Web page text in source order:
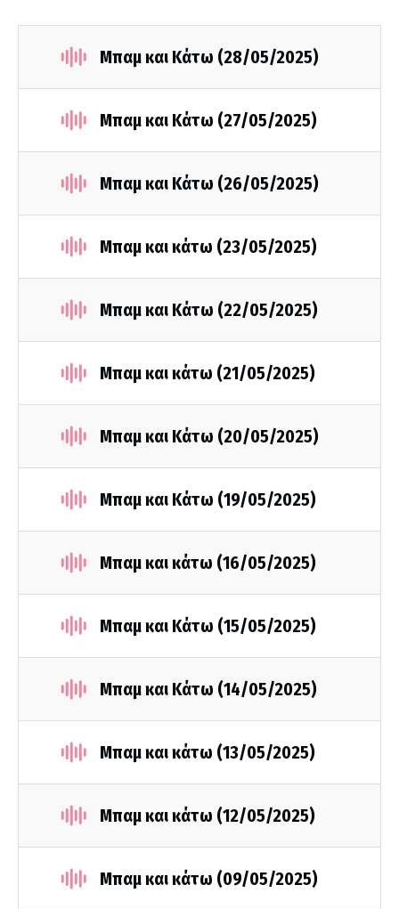
Μπαμ και Κάτω (28/05/2025)
Μπαμ και Κάτω (27/05/2025)
Μπαμ και Κάτω (26/05/2025)
Μπαμ και κάτω (23/05/2025)
Μπαμ και Κάτω (22/05/2025)
Μπαμ και κάτω (21/05/2025)
Μπαμ και Κάτω (20/05/2025)
Μπαμ και Κάτω (19/05/2025)
Μπαμ και κάτω (16/05/2025)
Μπαμ και Κάτω (15/05/2025)
Μπαμ και Κάτω (14/05/2025)
Μπαμ και κάτω (13/05/2025)
Μπαμ και κάτω (12/05/2025)
Μπαμ και κάτω (09/05/2025)